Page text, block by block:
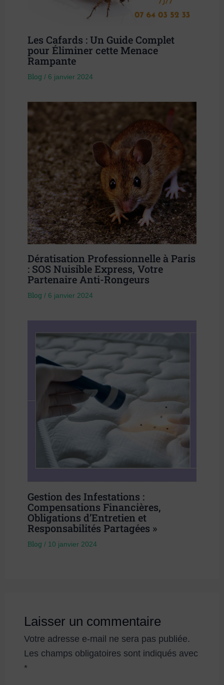
Les Cafards : Un Guide Complet
pour Éliminer cette Menace
Rampante
Blog/ 6 janvier 2024
Dératisation Professionnelle à Paris
: SOS Nuisible Express, Votre
Partenaire Anti-Rongeurs
Blog/ 6 janvier 2024
Gestion des Infestations :
Compensations Financières,
Obligations d’Entretien et
Responsabilités Partagées »
Blog/ 10 janvier 2024
Laisser un commentaire
Votre adresse e-mail ne sera pas publiée.
Les champs obligatoires sont indiqués avec
*